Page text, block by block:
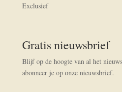
Exclusief
Gratis nieuwsbrief
Blijf op de hoogte van al het
abonneer je op onze nieuwsbrief.